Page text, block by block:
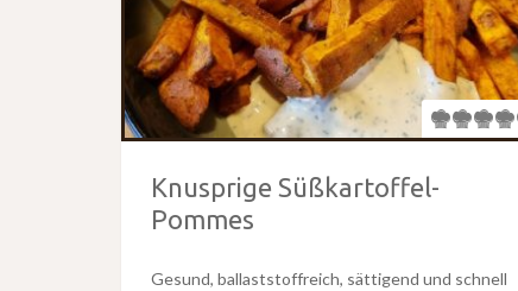
Knusprige Süßkartoffel-
Pommes
Gesund, ballaststoffreich, sättigend und schnell